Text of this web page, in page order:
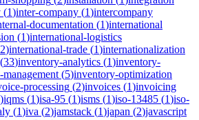
(1)inter-company (1)intercompany
documentation (1)international
(1)international-logistics
2)international-trade (1)internationalization
(33)inventory-analytics (1)inventory-
(5)inventory-optimization
processing (2)invoices (1)invoicing
)iqms (1)isa-95 (1)isms (1)iso-13485 (1)iso-
(1)iva (2)jamstack (1)japan (2)javascript